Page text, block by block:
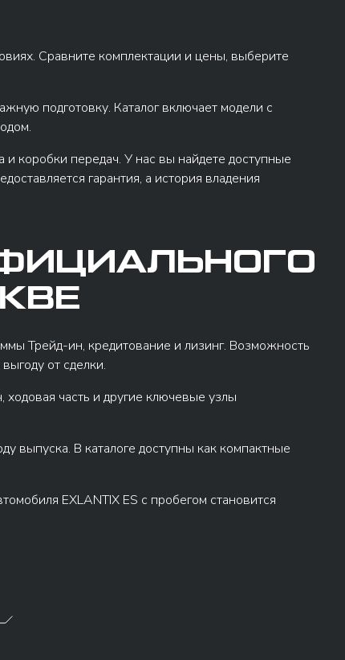
Сравните комплектации и цены, выберите
подготовку. Каталог включает модели с
коробки передач. У нас вы найдете доступные
гарантия, а история владения
Трейд-ин, кредитование и лизинг. Возможность
от сделки.
часть и другие ключевые узлы
выпуска. В каталоге доступны как компактные
EXLANTIX ES с пробегом становится